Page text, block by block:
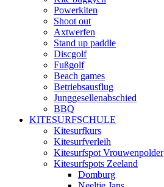
Powerkiten
Shoot out
Axtwerfen
Stand up paddle
Discgolf
Fußgolf
Beach games
Betriebsausflug
Junggesellenabschied
BBQ
KITESURFSCHULE
Kitesurfkurs
Kitesurfverleih
Kitesurfspot Vrouwenpolder
Kitesurfspots Zeeland
Domburg